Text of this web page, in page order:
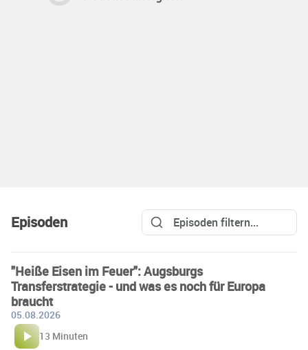
Episoden
"Heiße Eisen im Feuer": Augsburgs
Transferstrategie - und was es noch für Europa
braucht
05.08.2026
13 Minuten